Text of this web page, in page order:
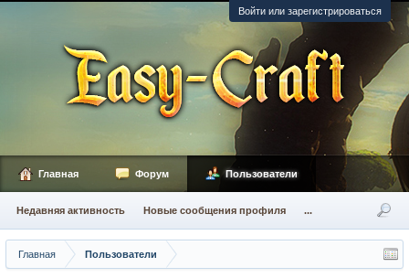
Войти или зарегистрироваться
Главная Пользователи
Главная Форум Пользователи
Недавняя активность Новые сообщения профиля ...